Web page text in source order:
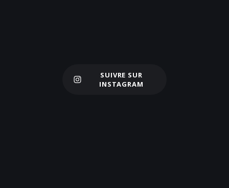
Charger plus
SUIVRE SUR
INSTAGRAM